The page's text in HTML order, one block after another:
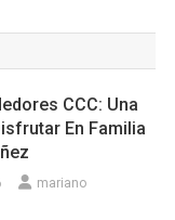
CCC: Una
En Familia
mariano